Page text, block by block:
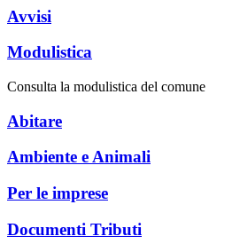
Avvisi
Modulistica
Consulta la modulistica del comune
Abitare
Ambiente e Animali
Per le imprese
Documenti Tributi